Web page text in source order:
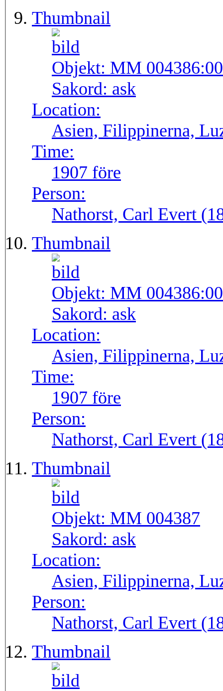
Thumbnail
Objekt: MM
Sakord: ask
Location:
Asien, Filippinerna,
Time:
1907 före
Person:
Nathorst, Carl Evert
Thumbnail
Objekt: MM
Sakord: ask
Location:
Asien, Filippinerna,
Time:
1907 före
Person:
Nathorst, Carl Evert
Thumbnail
Objekt: MM 004387
Sakord: ask
Location:
Asien, Filippinerna,
Person:
Nathorst, Carl Evert
Thumbnail